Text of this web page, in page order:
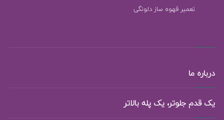
تعمیر قهوه ساز دلونگی
درباره ما
یک قدم جلوتر، یک پله بالاتر